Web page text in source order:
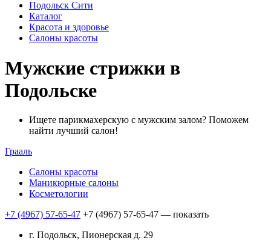
Подольск Сити
Каталог
Красота и здоровье
Салоны красоты
Мужские стрижки в
Подольске
Ищете парикмахерскую с мужским залом? Поможем
найти лучший салон!
Грааль
Салоны красоты
Маникюрные салоны
Косметологии
+7 (4967) 57-65-47 +7 (4967) 57-65-47 — показать
г. Подольск, Пионерская д. 29